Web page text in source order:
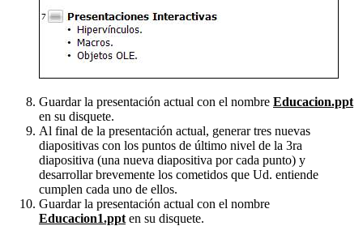
Guardar la presentación actual con el nombre Educacion.ppt
en su disquete.
Al final de la presentación actual, generar tres nuevas
diapositivas con los puntos de último nivel de la 3ra
diapositiva (una nueva diapositiva por cada punto) y
desarrollar brevemente los cometidos que Ud. entiende
cumplen cada uno de ellos.
Guardar la presentación actual con el nombre
Educacion1.ppt en su disquete.